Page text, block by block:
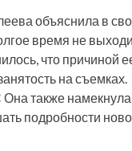
объяснила в
время не
что причиной
на съемках.
также намекнула,
подробности